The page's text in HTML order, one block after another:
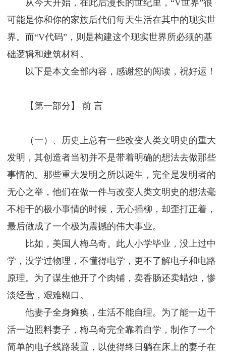
从今天开始，在此后漫长的世纪里，“V世界”很
可能是你和你的家族后代们每天生活在其中的现实世
界。而“V代码”，则是构建这个现实世界所必须的基
础逻辑和建筑材料。
以下是本文全部内容，感谢您的阅读，祝好运！
【第一部分】 前 言
（一）、历史上总有一些改变人类文明史的重大
发明，其创造者当初并不是带着明确的想法去做那些
事情的。那些重大发明之所以诞生，完全是发明者的
无心之举，他们在做一件与改变人类文明史的想法毫
不相干的极小事情的时候，无心插柳，却歪打正着，
最后做成了一个极为震撼的伟大事业。
比如，美国人梅乌奇。此人小学毕业，没上过中
学，没学过物理，不懂得电学，更不了解电子和电路
原理。为了谋生他开了个肉铺，卖香肠还卖蜡烛，惨
淡经营，艰难糊口。
他妻子全身瘫痪，生活不能自理。为了能一边干
活一边照料妻子，梅乌奇完全靠着自学，制作了一个
简单的电子线路装置，以使得终日躺在床上的妻子在